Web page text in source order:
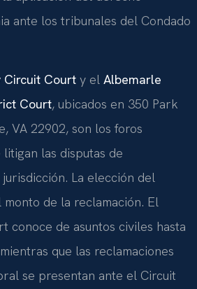
ante los tribunales del Condado
Circuit Court y el Albemarle
Court, ubicados en 350 Park
VA 22902, son los foros
las disputas de
La elección del
de la reclamación. El
conoce de asuntos civiles hasta
que las reclamaciones
se presentan ante el Circuit